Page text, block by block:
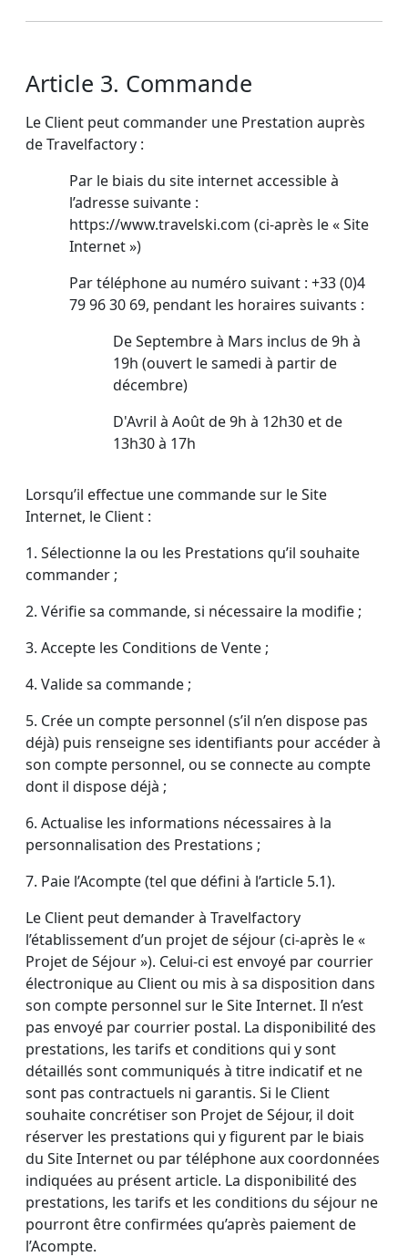
Article 3. Commande
Le Client peut commander une Prestation auprès
de Travelfactory :
Par le biais du site internet accessible à
l’adresse suivante :
https://www.travelski.com (ci-après le « Site
Internet »)
Par téléphone au numéro suivant : +33 (0)4
79 96 30 69, pendant les horaires suivants :
De Septembre à Mars inclus de 9h à
19h (ouvert le samedi à partir de
décembre)
D'Avril à Août de 9h à 12h30 et de
13h30 à 17h
Lorsqu’il effectue une commande sur le Site
Internet, le Client :
1. Sélectionne la ou les Prestations qu’il souhaite
commander ;
2. Vérifie sa commande, si nécessaire la modifie ;
3. Accepte les Conditions de Vente ;
4. Valide sa commande ;
5. Crée un compte personnel (s’il n’en dispose pas
déjà) puis renseigne ses identifiants pour accéder à
son compte personnel, ou se connecte au compte
dont il dispose déjà ;
6. Actualise les informations nécessaires à la
personnalisation des Prestations ;
7. Paie l’Acompte (tel que défini à l’article 5.1).
Le Client peut demander à Travelfactory
l’établissement d’un projet de séjour (ci-après le «
Projet de Séjour »). Celui-ci est envoyé par courrier
électronique au Client ou mis à sa disposition dans
son compte personnel sur le Site Internet. Il n’est
pas envoyé par courrier postal. La disponibilité des
prestations, les tarifs et conditions qui y sont
détaillés sont communiqués à titre indicatif et ne
sont pas contractuels ni garantis. Si le Client
souhaite concrétiser son Projet de Séjour, il doit
réserver les prestations qui y figurent par le biais
du Site Internet ou par téléphone aux coordonnées
indiquées au présent article. La disponibilité des
prestations, les tarifs et les conditions du séjour ne
pourront être confirmées qu’après paiement de
l’Acompte.